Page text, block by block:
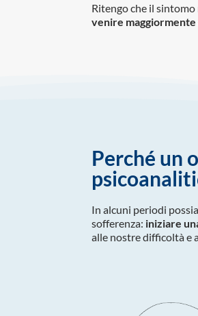
Ritengo che il
venire
Perché un
In alcuni periodi
sofferenza: iniziare
alle nostre difficoltà e